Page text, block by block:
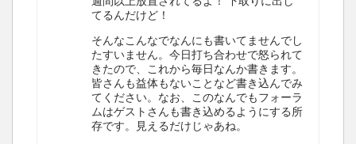
てるんだけど！
そんなこんなでなんにも書いてませんでし
たすいません。今日打ち合わせで怒られて
きたので、これから毎日なんか書きます。
皆さんも益体もないことなど書き込んでみ
てください。なお、このなんでもフォーラ
ムはゲストさんも書き込めるようにする所
存です。見えるだけじゃあね。